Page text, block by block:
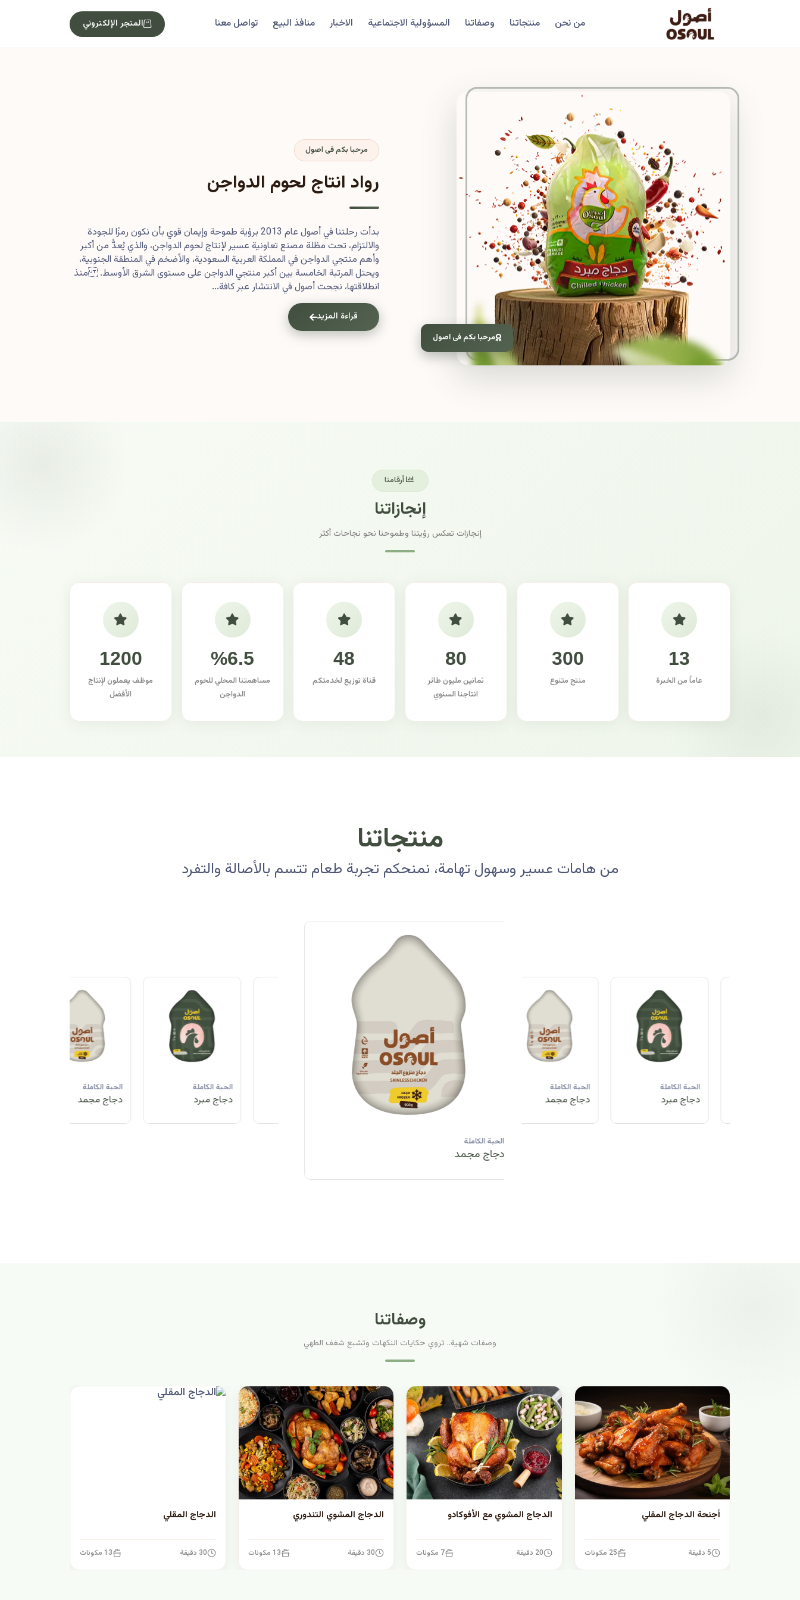
من نحن منتجاتنا وصفاتنا المسؤولية الاجتماعية الاخبار منافذ البيع تواصل معنا المتجر الإلكتروني
مرحبا بكم فى اصول
مرحبا بكم فى اصول
رواد انتاج لحوم الدواجن
بدأت رحلتنا في أصول عام 2013 برؤية طموحة وإيمان قوي بأن نكون رمزًا للجودة
والالتزام، تحت مظلة مصنع تعاونية عسير لإنتاج لحوم الدواجن، والذي يُعدُّ من أكبر
وأهم منتجي الدواجن في المملكة العربية السعودية، والأضخم في المنطقة الجنوبية،
ويحتل المرتبة الخامسة بين أكبر منتجي الدواجن على مستوى الشرق الأوسط. منذ
انطلاقتها، نجحت أصول في الانتشار عبر كافة...
قراءة المزيد
أرقامنا
إنجازاتنا
إنجازات تعكس رؤيتنا وطموحنا نحو نجاحات أكثر
13
عاماً من الخبرة
300
منتج متنوع
80
ثمانين مليون طائر
انتاجنا السنوي
48
قناة توزيع لخدمتكم
%6.5
مساهمتنا المحلي للحوم
الدواجن
1200
موظف يعملون لإنتاج
الأفضل
منتجاتنا
من هامات عسير وسهول تهامة، نمنحكم تجربة طعام تتسم بالأصالة والتفرد
الحبة الكاملة
دجاج مبرد
الحبة الكاملة
دجاج مجمد
الحبة الكاملة
الحبة الكاملة
دجاج مبرد
الحبة الكاملة
دجاج مجمد
الحبة الكاملة
دجاج مبرد
الحبة الكاملة
دجاج مجمد
الحبة الكاملة
دجاج مبرد
الحبة الكاملة
دجاج مجمد
وصفاتنا
وصفات شهية.. تروي حكايات النكهات وتشبع شغف الطهي
أجنحة الدجاج المقلي
5 دقيقة 25 مكونات
الدجاج المشوي مع الأفوكادو
20 دقيقة 7 مكونات
الدجاج المشوي التندوري
30 دقيقة 13 مكونات
الدجاج المقلي
30 دقيقة 13 مكونات